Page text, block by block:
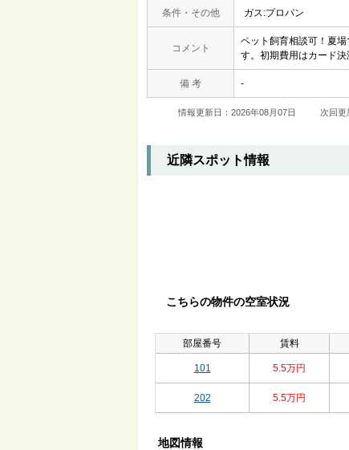
条件・その他 ガス:プロパン
コメント
ペット飼育相談可！夏
す。初期費用はカード
備 考 -
情報更新日：2026年08月07日 次回更
近隣スポット情報
こちらの物件の空室状況
部屋番号 賃料
101 5.5万円
202 5.5万円
地図情報